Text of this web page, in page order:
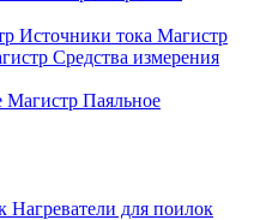
Источники тока Магистр
Средства измерения
Паяльное
Нагреватели для поилок